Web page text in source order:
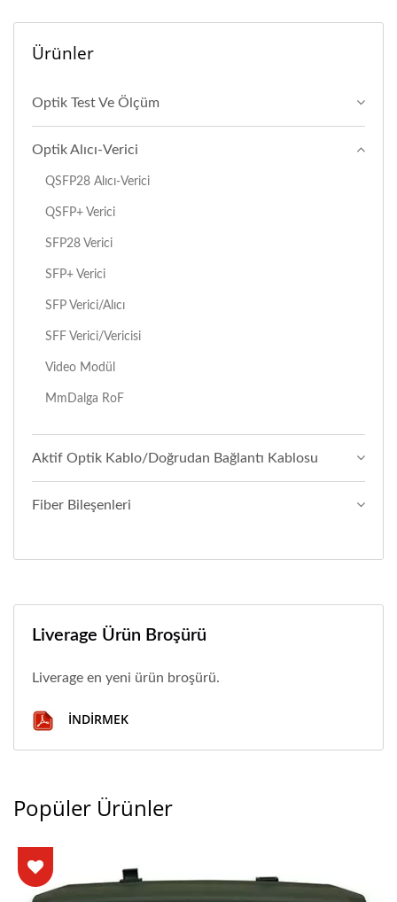
Ürünler
Optik Test Ve Ölçüm
Optik Alıcı-Verici
QSFP28 Alıcı-Verici
QSFP+ Verici
SFP28 Verici
SFP+ Verici
SFP Verici/alıcı
SFF Verici/vericisi
Video Modül
MmDalga RoF
Aktif Optik Kablo/Doğrudan Bağlantı Kablosu
Fiber Bileşenleri
Liverage Ürün Broşürü
Liverage en yeni ürün broşürü.
İNDIRMEK
Popüler Ürünler